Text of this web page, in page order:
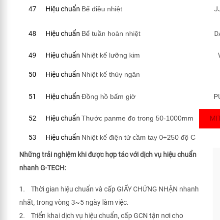
47 Hiệu chuẩn Bể điều nhiệt
48 Hiệu chuẩn Bể tuần hoàn nhiệt
49 Hiệu chuẩn Nhiệt kế lưỡng kim
50 Hiệu chuẩn Nhiệt kế thủy ngân
51 Hiệu chuẩn Đồng hồ bấm giờ
52 Hiệu chuẩn Thước panme đo trong 50-1000mm
53 Hiệu chuẩn Nhiệt kế điện tử cầm tay 0÷250 độ C
Những trải nghiệm khi được hợp tác với dịch vụ hiệu chuẩn
nhanh G-TECH:
1. Thời gian hiệu chuẩn và cấp GIẤY CHỨNG NHẬN nhanh
nhất, trong vòng 3~5 ngày làm việc.
2. Triển khai dịch vụ hiệu chuẩn, cấp GCN tận nơi cho